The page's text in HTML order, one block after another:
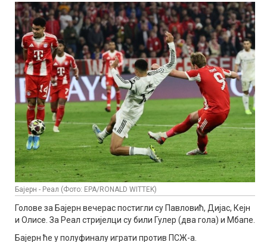
Бајерн - Реал (Фото: EPA/RONALD WITTEK)
Голове за Бајерн вечерас постигли су Павловић, Дијас, Кејн
и Олисе. За Реал стријелци су били Гулер (два гола) и Мбапе.
Бајерн ће у полуфиналу играти против ПСЖ-а.